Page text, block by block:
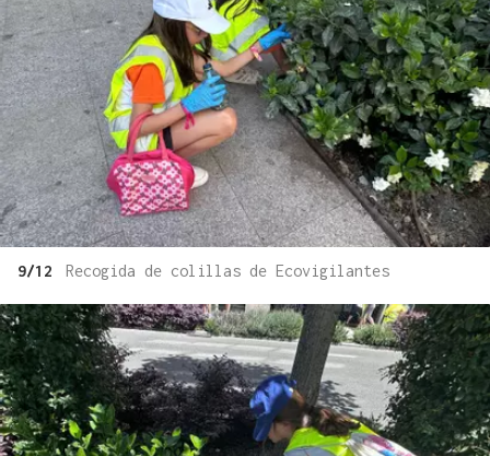
9/12 Recogida de colillas de Ecovigilantes